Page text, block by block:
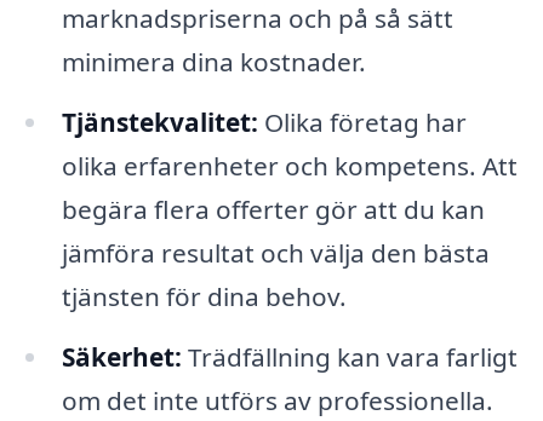
marknadspriserna och på så sätt
minimera dina kostnader.
Tjänstekvalitet: Olika företag har
olika erfarenheter och kompetens. Att
begära flera offerter gör att du kan
jämföra resultat och välja den bästa
tjänsten för dina behov.
Säkerhet: Trädfällning kan vara farligt
om det inte utförs av professionella.